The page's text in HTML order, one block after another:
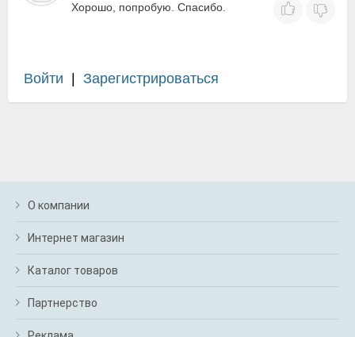
Хорошо, попробую. Спасибо.
Войти Зарегистрироваться
О компании
Интернет магазин
Каталог товаров
Партнерство